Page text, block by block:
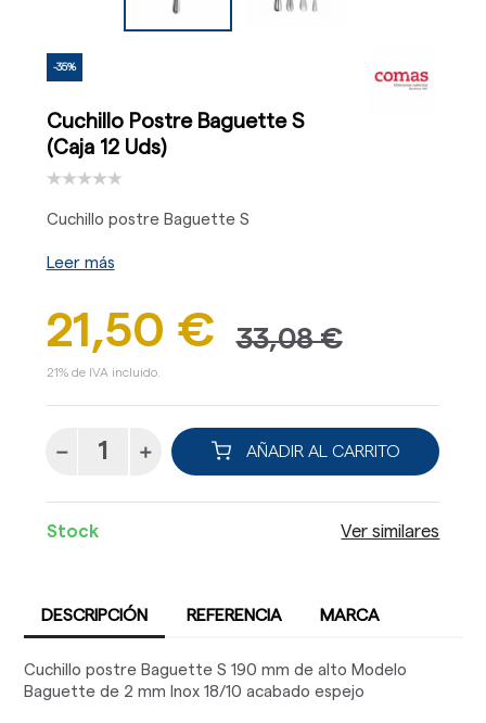
-35%
Cuchillo Postre Baguette S
(Caja 12 Uds)
Cuchillo postre Baguette S
Leer más
21,50 € 33,08 €
21% de IVA incluido.
AÑADIR AL CARRITO
Stock Ver similares
DESCRIPCIÓN REFERENCIA MARCA
Cuchillo postre Baguette S 190 mm de alto Modelo
Baguette de 2 mm Inox 18/10 acabado espejo